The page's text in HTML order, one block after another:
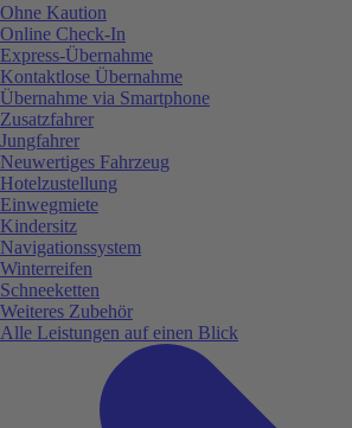
Ohne Kaution
Online Check-In
Express-Übernahme
Kontaktlose Übernahme
Übernahme via Smartphone
Zusatzfahrer
Jungfahrer
Neuwertiges Fahrzeug
Hotelzustellung
Einwegmiete
Kindersitz
Navigationssystem
Winterreifen
Schneeketten
Weiteres Zubehör
Alle Leistungen auf einen Blick